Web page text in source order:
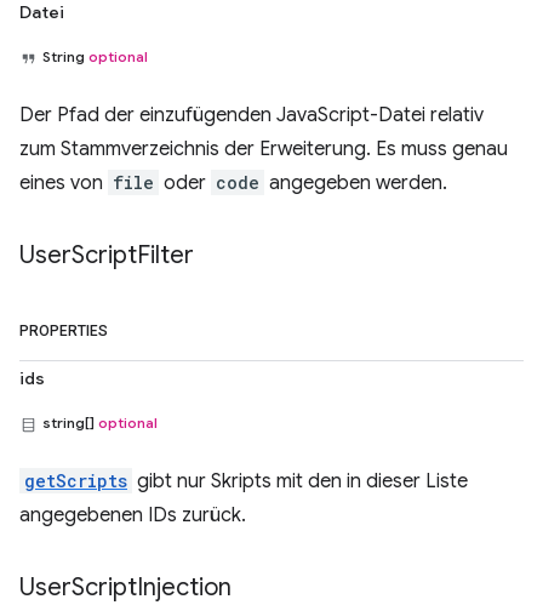
Datei
String optional
Der Pfad der einzufügenden JavaScript-Datei relativ
zum Stammverzeichnis der Erweiterung. Es muss genau
eines von file oder code angegeben werden.
UserScriptFilter
PROPERTIES
ids
string[] optional
getScripts gibt nur Skripts mit den in dieser Liste
angegebenen IDs zurück.
UserScriptInjection